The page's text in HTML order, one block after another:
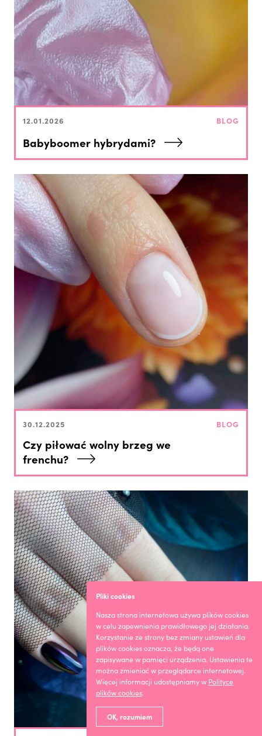
12.01.2026 BLOG
Babyboomer hybrydami?
30.12.2025 BLOG
Czy piłować wolny brzeg we
frenchu?
Pliki cookies
Nasza strona internetowa używa plików cookies
w celu zapewnienia prawidłowego jej działania.
Korzystanie ze strony bez zmiany ustawień dla
plików cookies oznacza, że będą one
zapisywane w pamięci urządzenia. Ustawienia te
można zmieniać w przeglądarce internetowej.
Więcej informacji udostępniamy w Polityce
plików cookies.
OK, rozumiem